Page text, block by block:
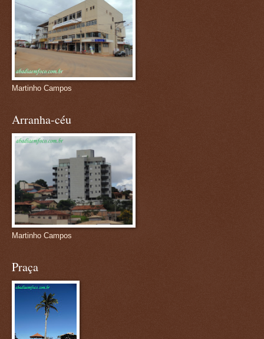
Martinho Campos
Arranha-céu
Martinho Campos
Praça